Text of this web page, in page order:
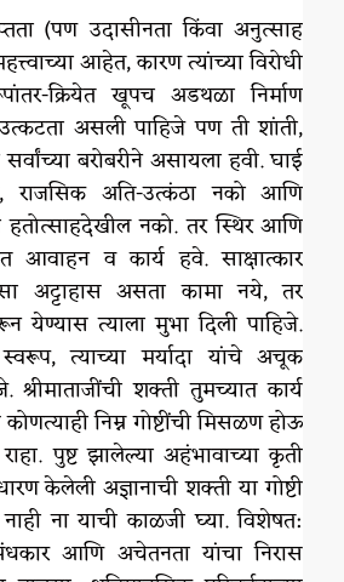
(पण उदासीनता किंवा अनुत्साह
आहेत, कारण त्यांच्या विरोधी
क्रियेत खूपच अडथळा निर्माण
असली पाहिजे पण ती शांती,
बरोबरीने असायला हवी. घाई
अति-उत्कंठा नको आणि
हतोत्साहदेखील नको. तर स्थिर आणि
आवाहन व कार्य हवे. साक्षात्कार
अट्टाहास असता कामा नये, तर
येण्यास त्याला मुभा दिली पाहिजे.
त्याच्या मर्यादा यांचे अचूक
श्रीमाताजींची शक्ती तुमच्यात कार्य
निम्न गोष्टींची मिसळण होऊ
पुष्ट झालेल्या अहंभावाच्या कृती
केलेली अज्ञानाची शक्ती या गोष्टी
ना याची काळजी घ्या. विशेषत:
आणि अचेतनता यांचा निरास